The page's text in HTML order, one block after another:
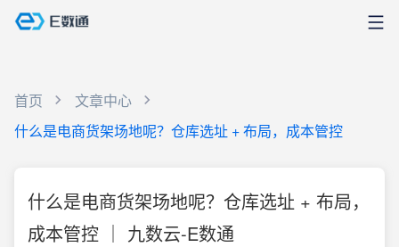
首页
文章中心
什么是电商货架场地呢？仓库选址 + 布局，成本管控
什么是电商货架场地呢？仓库选址 + 布局，
成本管控 ｜ 九数云-E数通